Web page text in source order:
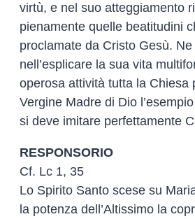
virtù, e nel suo atteggiamento
pienamente quelle beatitudini
proclamate da Cristo Gesù.
nell’esplicare la sua vita
operosa attività tutta la Chiesa
Vergine Madre di Dio
si deve imitare perfettamente
RESPONSORIO
Cf. Lc 1, 35
Lo Spirito Santo scese su
la potenza dell’Altissimo la